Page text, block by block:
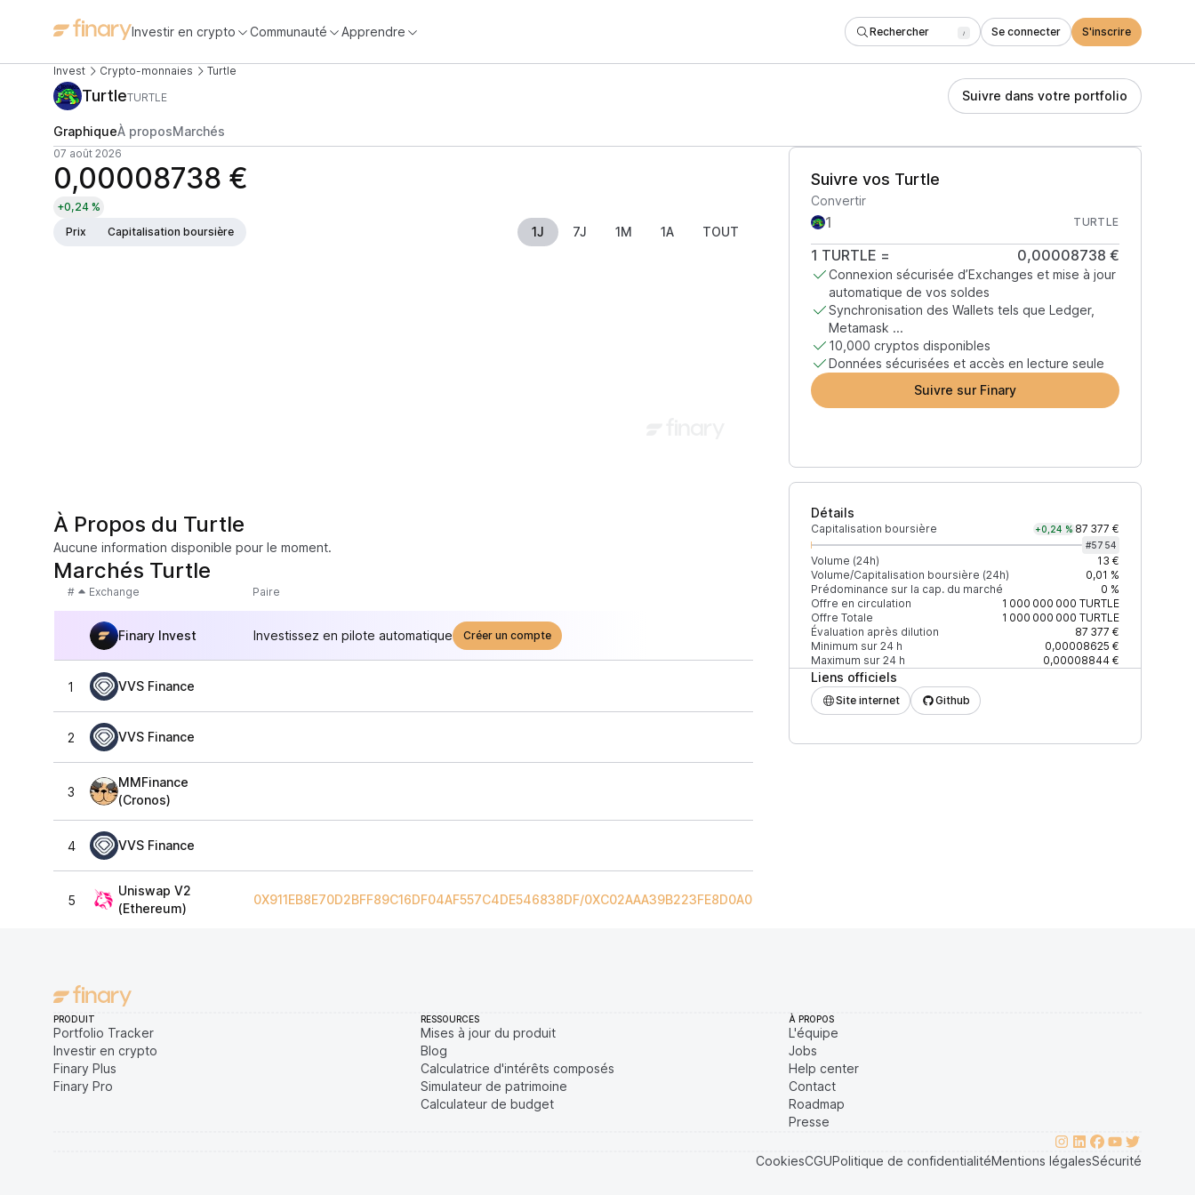
Investir en crypto Communauté Apprendre Rechercher / Se connecter S'inscrire
Invest Crypto-monnaies Turtle
TurtleTURTLE Suivre dans votre portfolio
GraphiqueÀ proposMarchés
07 août 2026
0,00008738 €
+0,24 %
Prix
Capitalisation boursière 1J 7J 1M 1A TOUT
Suivre vos Turtle
Convertir
TURTLE
1 TURTLE = 0,00008738 €
Connexion sécurisée d’Exchanges et mise à jour
automatique de vos soldes
Synchronisation des Wallets tels que Ledger,
Metamask ...
10,000 cryptos disponibles
Données sécurisées et accès en lecture seule
Suivre sur Finary
Détails
Capitalisation boursière +0,24 % 87 377 €
#5754
Volume (24h)
13 €
Volume/Capitalisation boursière (24h)
0,01 %
Prédominance sur la cap. du marché
0 %
Offre en circulation
1 000 000 000 TURTLE
Offre Totale
1 000 000 000 TURTLE
Évaluation après dilution
87 377 €
Minimum sur 24 h
0,00008625 €
Maximum sur 24 h
0,00008844 €
Liens officiels
Site internet Github
À Propos du Turtle
Aucune information disponible pour le moment.
Marchés Turtle
# Exchange Paire +2% depth
Finary Invest Investissez en pilote automatique Créer un compte
1 VVS Finance 0,00010087 $
2 VVS Finance 41 $
3
MMFinance
(Cronos)
4 VVS Finance
5
Uniswap V2
(Ethereum)
0X911EB8E70D2BFF89C16DF04AF557C4DE546838DF/0XC02AAA39B223FE8D0A0E5C4F27EAD9083C756CC2
PRODUIT
Portfolio Tracker
Investir en crypto
Finary Plus
Finary Pro
RESSOURCES
Mises à jour du produit
Blog
Calculatrice d'intérêts composés
Simulateur de patrimoine
Calculateur de budget
À PROPOS
L'équipe
Jobs
Help center
Contact
Roadmap
Presse
CookiesCGUPolitique de confidentialitéMentions légalesSécurité